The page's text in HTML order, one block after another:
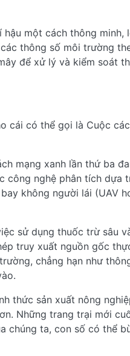
một cách thông minh,
thông số môi trường
để xử lý và kiểm soát
cái có thể gọi là Cuộc
mạng xanh lần thứ ba
công nghệ phân tích dựa
không người lái (UAV
sử dụng thuốc trừ sâu
truy xuất nguồn gốc
chẳng hạn như
thức sản xuất nông
Những trang trại mới
chúng ta, con số có thể